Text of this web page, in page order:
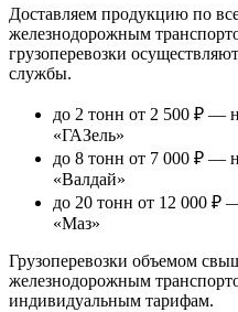
Доставляем продукцию по
железнодорожным
грузоперевозки
службы.
до 2 тонн от 2 500 ₽ —
«ГАЗель»
до 8 тонн от 7 000 ₽ —
«Валдай»
до 20 тонн от 12 000 ₽ —
«Маз»
Грузоперевозки объемом
железнодорожным
индивидуальным тарифам.